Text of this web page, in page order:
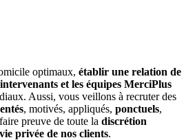
optimaux, établir une relation de
et les équipes MerciPlus
Aussi, vous veillons à recruter des
, motivés, appliqués, ponctuels,
preuve de toute la discrétion
vie privée de nos clients.